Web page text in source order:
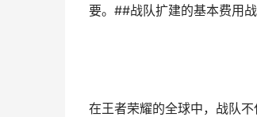
要。##战队扩建的基本费用
在王者荣耀的全球中，战队